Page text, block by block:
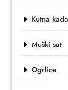
Kutna kada
Muški sat
Ogrlice